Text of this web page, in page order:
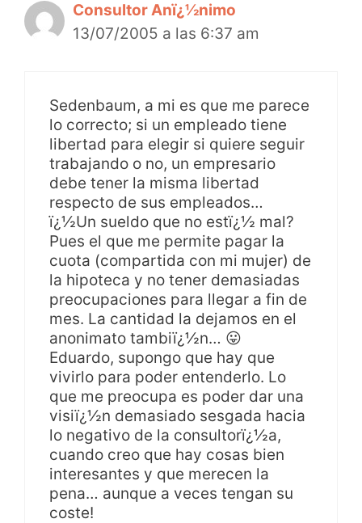
Consultor Anï¿½nimo
13/07/2005 a las 6:37 am
Sedenbaum, a mi es que me parece
lo correcto; si un empleado tiene
libertad para elegir si quiere seguir
trabajando o no, un empresario
debe tener la misma libertad
respecto de sus empleados…
ï¿½Un sueldo que no estï¿½ mal?
Pues el que me permite pagar la
cuota (compartida con mi mujer) de
la hipoteca y no tener demasiadas
preocupaciones para llegar a fin de
mes. La cantidad la dejamos en el
anonimato tambiï¿½n… 😛
Eduardo, supongo que hay que
vivirlo para poder entenderlo. Lo
que me preocupa es poder dar una
visiï¿½n demasiado sesgada hacia
lo negativo de la consultorï¿½a,
cuando creo que hay cosas bien
interesantes y que merecen la
pena… aunque a veces tengan su
coste!